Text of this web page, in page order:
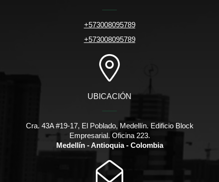
+573008095789
+573008095789
UBICACIÓN
Cra. 43A #19-17, El Poblado, Medellín. Edificio Block
Empresarial. Oficina 223.
Medellín - Antioquia - Colombia